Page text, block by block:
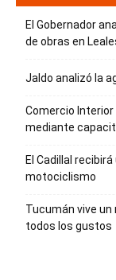
El Gobernador
de obras en
Jaldo analizó la
Comercio
mediante
El Cadillal
motociclismo
Tucumán vive
todos los gustos